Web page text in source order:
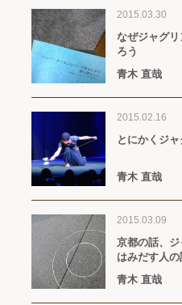
2015.03.30
なぜジャグ
ろう
青木 直哉
2015.02.16
とにかくジ
青木 直哉
2015.03.09
京都の話、
はみだす人の
青木 直哉